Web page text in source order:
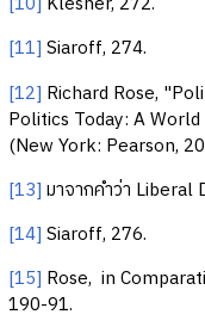
[11] Siaroff, 274.
[12] Richard Rose,
Politics Today: A
(New York: Pearson,
[13] มาจากคำว่า
[14] Siaroff, 276.
[15] Rose, in
190-91.